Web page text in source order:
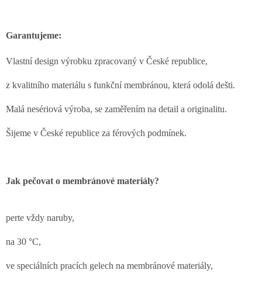
Garantujeme:
Vlastní design výrobku zpracovaný v České republice,
z kvalitního materiálu s funkční membránou, která odolá dešti.
Malá nesériová výroba, se zaměřením na detail a originalitu.
Šijeme v České republice za férových podmínek.
Jak pečovat o membránové materiály?
perte vždy naruby,
na 30 °C,
ve speciálních pracích gelech na membránové materiály,